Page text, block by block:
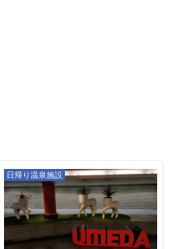
日帰り温泉施設